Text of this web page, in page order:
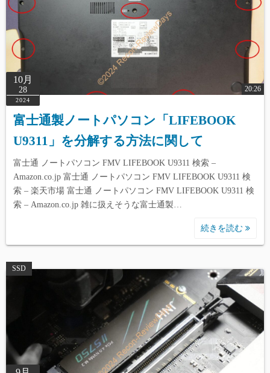
10月
28
2024
20:26
富士通製ノートパソコン「LIFEBOOK
U9311」を分解する方法に関して
富士通 ノートパソコン FMV LIFEBOOK U9311 検索 –
Amazon.co.jp 富士通 ノートパソコン FMV LIFEBOOK U9311 検
索 – 楽天市場 富士通 ノートパソコン FMV LIFEBOOK U9311 検
索 – Amazon.co.jp 雑に扱えそうな富士通製…
続きを読む
SSD